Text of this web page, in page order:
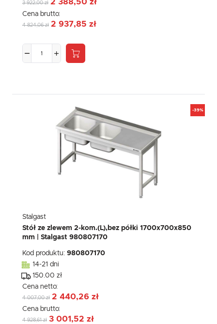
3 922,00 zł 2 388,50 zł
Cena brutto:
4 824,06 zł 2 937,85 zł
-39%
Stalgast
Stół ze zlewem 2-kom.(L),bez półki 1700x700x850
mm | Stalgast 980807170
Kod produktu: 980807170
14-21 dni
150.00 zł
Cena netto:
4 007,00 zł 2 440,26 zł
Cena brutto:
4 928,61 zł 3 001,52 zł